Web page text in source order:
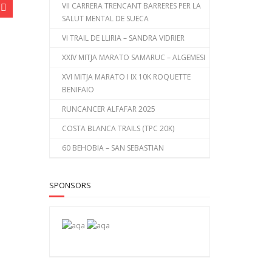
VII CARRERA TRENCANT BARRERES PER LA
SALUT MENTAL DE SUECA
VI TRAIL DE LLIRIA – SANDRA VIDRIER
XXIV MITJA MARATO SAMARUC – ALGEMESI
XVI MITJA MARATO I IX 10K ROQUETTE
BENIFAIO
RUNCANCER ALFAFAR 2025
COSTA BLANCA TRAILS (TPC 20K)
60 BEHOBIA – SAN SEBASTIAN
SPONSORS